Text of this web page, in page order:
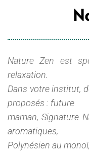
Nature Zen est
relaxation.
Dans votre institut,
proposés : future
maman, Signature
aromatiques,
Polynésien au